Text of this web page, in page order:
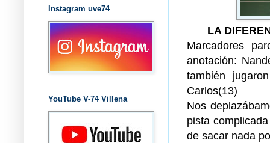
LA
Marcadores
anotación:
también
Carlos(13)
Nos
pista
de sacar nada
Instagram uve74
YouTube V-74 Villena